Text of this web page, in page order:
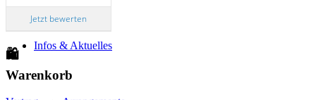
Infos & Aktuelles
Jetzt bewerten
🛍
Warenkorb